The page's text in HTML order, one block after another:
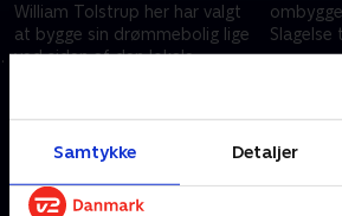
Samtykke Detaljer
William Tolstrup her har valgt
at bygge sin drømmebolig lige
ved siden af den lokale
Andre så også